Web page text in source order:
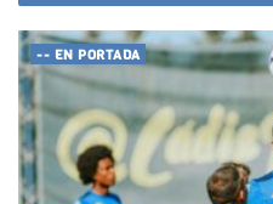
-- EN PORTADA